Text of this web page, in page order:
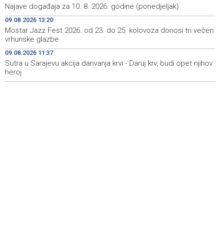
19:20
FBiH lacks consolidated data on withdrawn and
destroyed meat, 40 violations found
Najave događaja za 10. 8. 2026. godine (ponedjeljak)
Najave događaja za 10. 8. 2026. godine (ponedjeljak)
09.08.2026 13:20
Mostar Jazz Fest 2026. od 23. do 25. kolovoza donosi tri večeri
vrhunske glazbe
09.08.2026 11:37
Sutra u Sarajevu akcija darivanja krvi - Daruj krv, budi opet njihov
heroj